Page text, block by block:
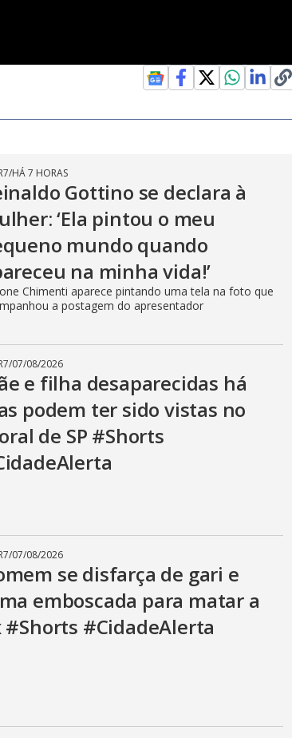
/HÁ 7 HORAS
Gottino se declara à
‘Ela pintou o meu
mundo quando
na minha vida!’
Chimenti aparece pintando uma tela na foto que
a postagem do apresentador
/07/08/2026
e filha desaparecidas há
podem ter sido vistas no
de SP #Shorts
/07/08/2026
se disfarça de gari e
emboscada para matar a
#Shorts #CidadeAlerta